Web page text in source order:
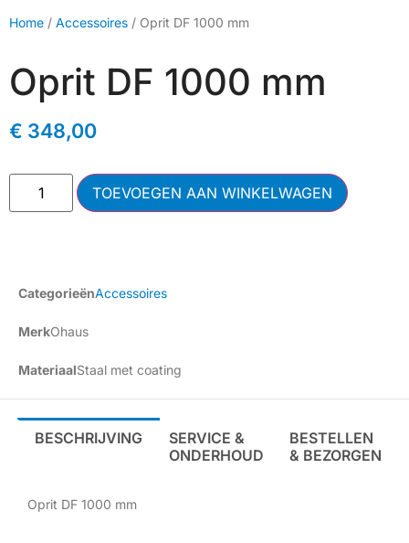
Home / Accessoires / Oprit DF 1000 mm
Oprit DF 1000 mm
€ 348,00
TOEVOEGEN AAN WINKELWAGEN
CategorieënAccessoires
MerkOhaus
MateriaalStaal met coating
BESCHRIJVING
SERVICE &
ONDERHOUD
BESTELLEN
& BEZORGEN
Oprit DF 1000 mm